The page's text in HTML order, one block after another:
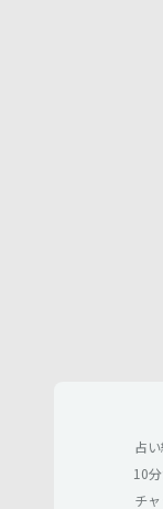
占
10
チ